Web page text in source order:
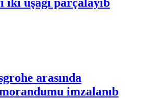
iki uşağı parçalayıb
arasında
imzalanıb